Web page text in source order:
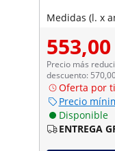
Medidas (l. x
Precio más
descuento:
Oferta por
Precio
Disponible
ENTREGA